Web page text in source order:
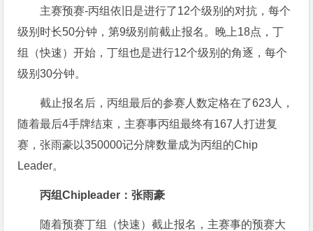
主赛预赛-丙组依旧是进行了12个级别的对抗，每个
级别时长50分钟，第9级别前截止报名。晚上18点，丁
组（快速）开始，丁组也是进行12个级别的角逐，每个
级别30分钟。
截止报名后，丙组最后的参赛人数定格在了623人，
随着最后4手牌结束，主赛事丙组最终有167人打进复
赛，张雨豪以350000记分牌数量成为丙组的Chip
Leader。
丙组Chipleader：张雨豪
随着预赛丁组（快速）截止报名，主赛事的预赛大